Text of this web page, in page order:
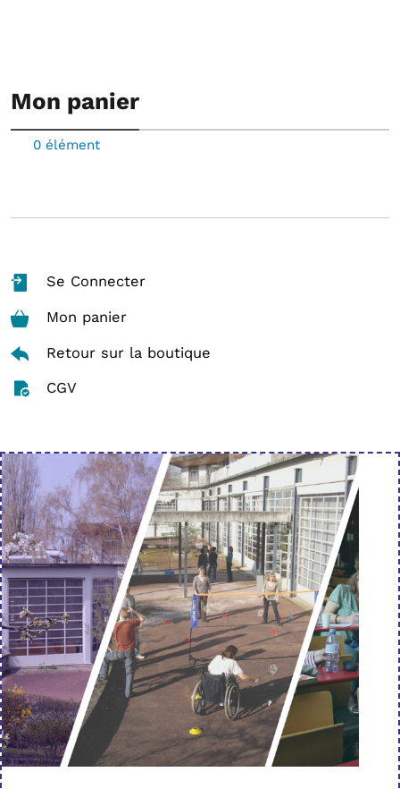
Mon panier
0 élément
Se Connecter
Mon panier
Retour sur la boutique
CGV